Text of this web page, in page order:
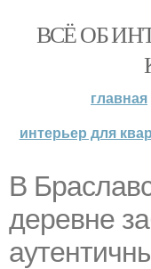
ВСЁ ОБ
главная
интерьер для
В
деревне